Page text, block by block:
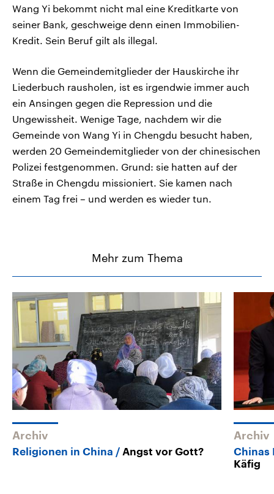
Wang Yi bekommt nicht mal eine Kreditkarte von
seiner Bank, geschweige denn einen Immobilien-
Kredit. Sein Beruf gilt als illegal.
Wenn die Gemeindemitglieder der Hauskirche ihr
Liederbuch rausholen, ist es irgendwie immer auch
ein Ansingen gegen die Repression und die
Ungewissheit. Wenige Tage, nachdem wir die
Gemeinde von Wang Yi in Chengdu besucht haben,
werden 20 Gemeindemitglieder von der chinesischen
Polizei festgenommen. Grund: sie hatten auf der
Straße in Chengdu missioniert. Sie kamen nach
einem Tag frei – und werden es wieder tun.
Mehr zum Thema
Archiv
Religionen in China Angst vor Gott?
Archiv
Chinas
Käfig